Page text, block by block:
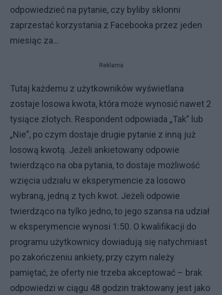
odpowiedzieć na pytanie, czy byliby skłonni
zaprzestać korzystania z Facebooka przez jeden
miesiąc za...
Reklama
Tutaj każdemu z użytkowników wyświetlana
zostaje losowa kwota, która może wynosić nawet 2
tysiące złotych. Respondent odpowiada „Tak” lub
„Nie”, po czym dostaje drugie pytanie z inną już
losową kwotą. Jeżeli ankietowany odpowie
twierdząco na oba pytania, to dostaje możliwość
wzięcia udziału w eksperymencie za losowo
wybraną, jedną z tych kwot. Jeżeli odpowie
twierdząco na tylko jedno, to jego szansa na udział
w eksperymencie wynosi 1:50. O kwalifikacji do
programu użytkownicy dowiadują się natychmiast
po zakończeniu ankiety, przy czym należy
pamiętać, że oferty nie trzeba akceptować – brak
odpowiedzi w ciągu 48 godzin traktowany jest jako